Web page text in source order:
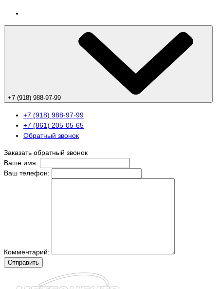
+7 (918) 988-97-99
+7 (918) 988-97-99
+7 (861) 205-05-65
Обратный звонок
Заказать обратный звонок
Ваше имя:
Ваш телефон:
Комментарий:
Отправить